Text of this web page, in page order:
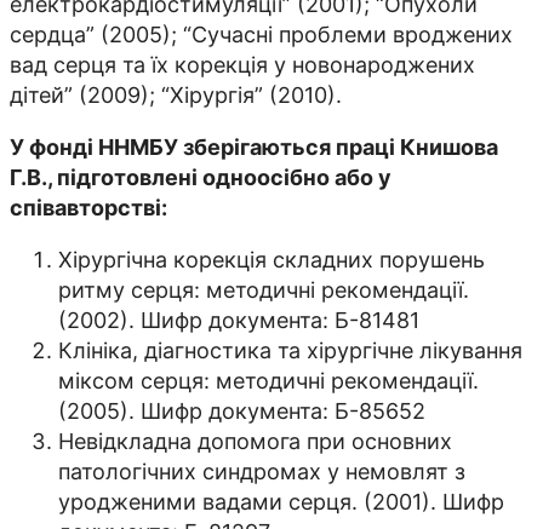
сердца” (2005); “Сучасні проблеми вроджених
вад серця та їх корекція у новонароджених
дітей” (2009); “Хірургія” (2010).
У фонді ННМБУ зберігаються праці Книшова
Г.В., підготовлені одноосібно або у
співавторстві:
Хірургічна корекція складних порушень
ритму серця: методичні рекомендації.
(2002). Шифр документа: Б-81481
Клініка, діагностика та хірургічне лікування
міксом серця: методичні рекомендації.
(2005). Шифр документа: Б-85652
Невідкладна допомога при основних
патологічних синдромах у немовлят з
уродженими вадами серця. (2001). Шифр